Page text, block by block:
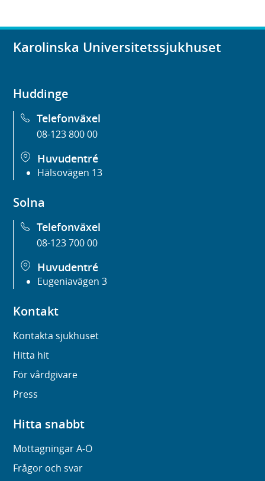
Karolinska Universitetssjukhuset
Huddinge
Telefonväxel
08-123 800 00
Huvudentré
Hälsovägen 13
Solna
Telefonväxel
08-123 700 00
Huvudentré
Eugeniavägen 3
Kontakt
Kontakta sjukhuset
Hitta hit
För vårdgivare
Press
Hitta snabbt
Mottagningar A-Ö
Frågor och svar